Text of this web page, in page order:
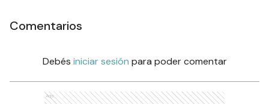
Comentarios
Debés iniciar sesión para poder comentar
Ads